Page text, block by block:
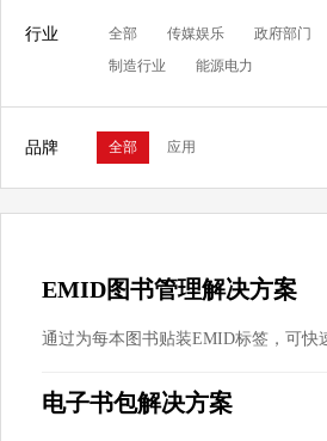
行业 全部 传媒娱乐 政府部门
制造行业
能源电力
品牌 全部 应用
EMID图书管理解决方案
通过为每本图书贴装EMID标签，可
电子书包解决方案